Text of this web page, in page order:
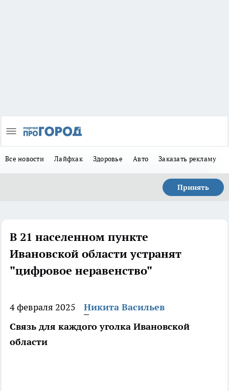
Все новости Лайфхак Здоровье Авто Заказать рекламу
Принять
В 21 населенном пункте
Ивановской области устранят
"цифровое неравенство"
4 февраля 2025
Никита Васильев
Связь для каждого уголка Ивановской
области